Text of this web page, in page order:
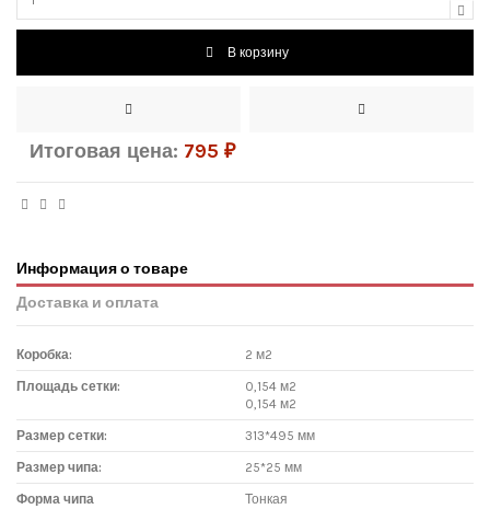
В корзину
Итоговая цена: 795 ₽
Информация о товаре
Доставка и оплата
Коробка: 2 м2
Площадь сетки:
0,154 м2
0,154 м2
Размер сетки: 313*495 мм
Размер чипа: 25*25 мм
Форма чипа Тонкая